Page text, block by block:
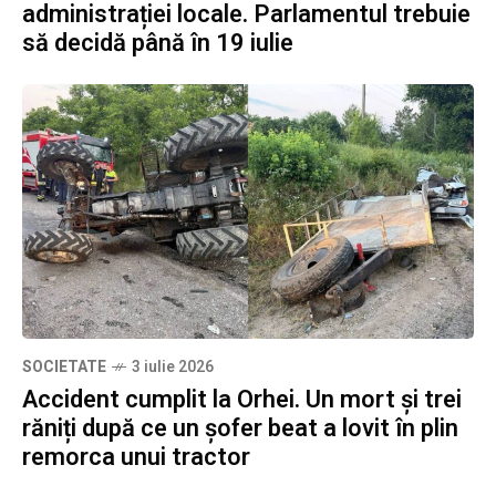
administrației locale. Parlamentul trebuie
să decidă până în 19 iulie
SOCIETATE 3 iulie 2026
Accident cumplit la Orhei. Un mort și trei
răniți după ce un șofer beat a lovit în plin
remorca unui tractor